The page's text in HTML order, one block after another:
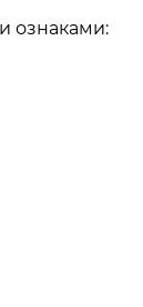
ознаками: